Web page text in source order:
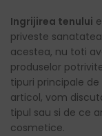
Ingrijirea tenului
priveste
acestea, nu toti
produselor
tipuri principale
articol, vom
tipul sau si de ce
cosmetice.